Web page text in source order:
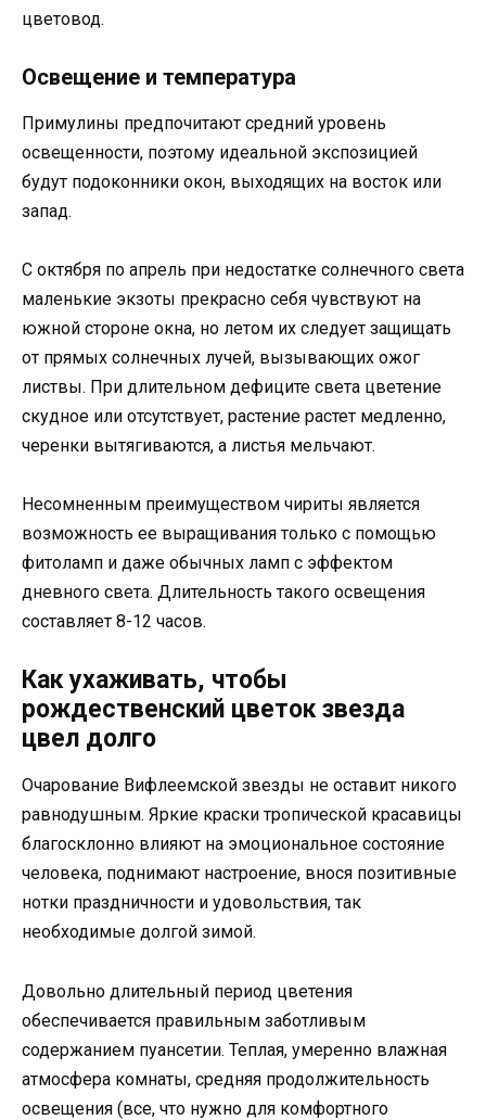
цветовод.
Освещение и температура
Примулины предпочитают средний уровень
освещенности, поэтому идеальной экспозицией
будут подоконники окон, выходящих на восток или
запад.
С октября по апрель при недостатке солнечного света
маленькие экзоты прекрасно себя чувствуют на
южной стороне окна, но летом их следует защищать
от прямых солнечных лучей, вызывающих ожог
листвы. При длительном дефиците света цветение
скудное или отсутствует, растение растет медленно,
черенки вытягиваются, а листья мельчают.
Несомненным преимуществом чириты является
возможность ее выращивания только с помощью
фитоламп и даже обычных ламп с эффектом
дневного света. Длительность такого освещения
составляет 8-12 часов.
Как ухаживать, чтобы
рождественский цветок звезда
цвел долго
Очарование Вифлеемской звезды не оставит никого
равнодушным. Яркие краски тропической красавицы
благосклонно влияют на эмоциональное состояние
человека, поднимают настроение, внося позитивные
нотки праздничности и удовольствия, так
необходимые долгой зимой.
Довольно длительный период цветения
обеспечивается правильным заботливым
содержанием пуансетии. Теплая, умеренно влажная
атмосфера комнаты, средняя продолжительность
освещения (все, что нужно для комфортного